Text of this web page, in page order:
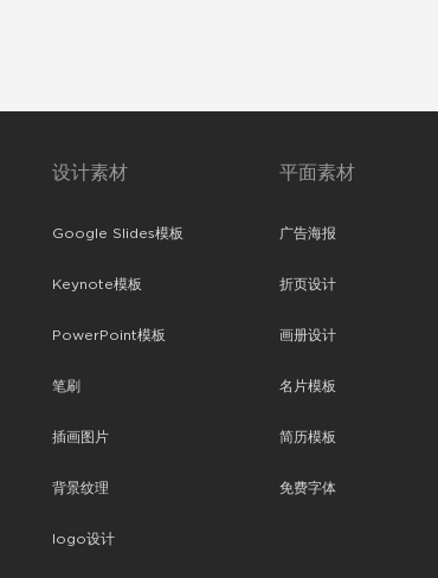
设计素材
Google Slides模板
Keynote模板
PowerPoint模板
笔刷
插画图片
背景纹理
logo设计
平面素材
广告海报
折页设计
画册设计
名片模板
简历模板
免费字体